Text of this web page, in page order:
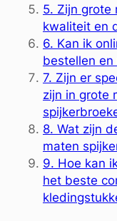
5. Zijn grote
kwaliteit en
6. Kan ik
bestellen
7. Zijn er
zijn in grote
8. Wat zijn
maten
9. Hoe kan
het beste